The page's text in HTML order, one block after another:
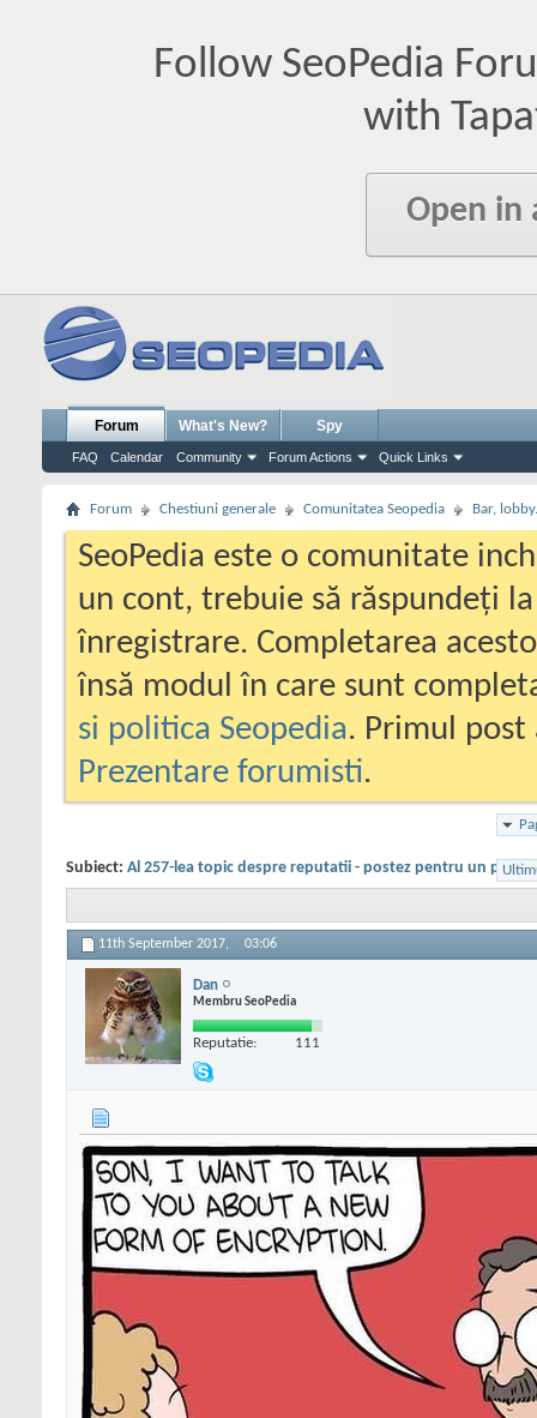
Follow SeoPedia
with
Open in
Forum
FAQ Calendar Community Forum Actions Quick Links
What's New? Spy
Forum Chestiuni generale Comunitatea Seopedia Bar,
SeoPedia este o comunitate
un cont, trebuie să răspundeți
înregistrare. Completarea
însă modul în care sunt
si politica Seopedia. Primul
Prezentare forumisti.
Subiect: Al 257-lea topic despre reputatii - postez pentru un
11th September 2017, 03:06
Dan
Membru SeoPedia
Reputatie: 111